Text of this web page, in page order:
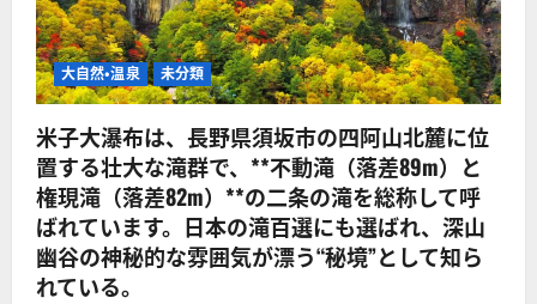
大自然・温泉 未分類
米子大瀑布は、長野県須坂市の四阿山北麓に位
置する壮大な滝群で、**不動滝（落差89m）と
権現滝（落差82m）**の二条の滝を総称して呼
ばれています。日本の滝百選にも選ばれ、深山
幽谷の神秘的な雰囲気が漂う“秘境”として知ら
れている。